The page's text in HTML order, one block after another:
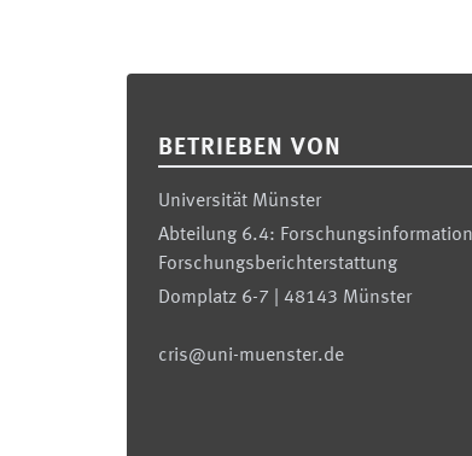
BETRIEBEN VON
Universität Münster
Abteilung 6.4:
Forschungsberichterstattung
Domplatz 6-7 | 48143 Münster
cris@uni-muenster.de